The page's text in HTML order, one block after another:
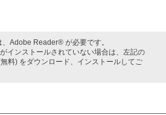
Adobe Reader® が必要です。
インストールされていない場合は、左記の
料) をダウンロード、インストールしてご